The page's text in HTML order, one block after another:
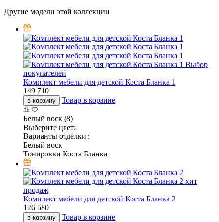
Другие модели этой коллекции
Выбор
покупателей
Комплект мебели для детской Коста Бланка 1
149 710
в корзину Товар в корзине
Белый воск (8)
Выберите цвет:
Варианты отделки :
Белый воск
Тонировки Коста Бланка
хит
продаж
Комплект мебели для детской Коста Бланка 2
126 580
в корзину Товар в корзине